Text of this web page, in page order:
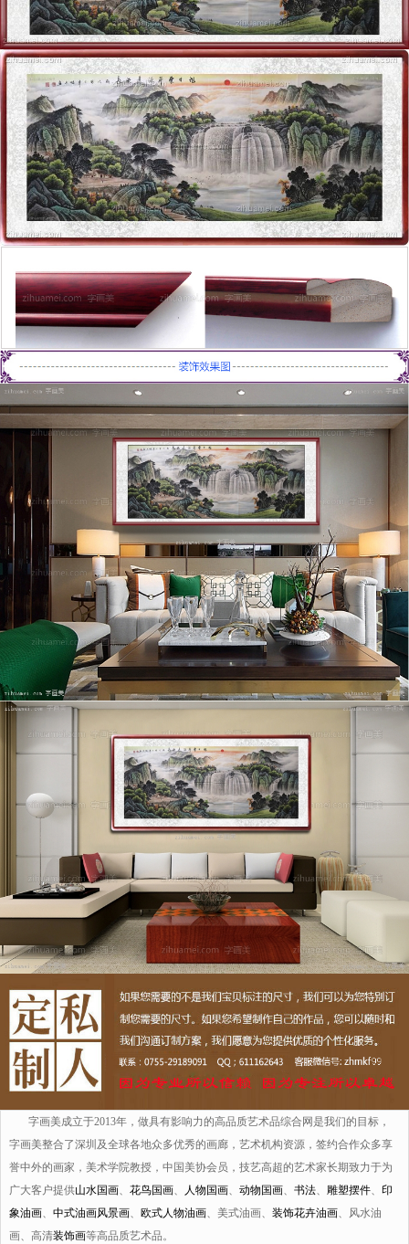
字画美成立于2013年，做具有影响力的高品质艺术品综合网是我们的目标，
字画美整合了深圳及全球各地众多优秀的画廊，艺术机构资源，签约合作众多享
誉中外的画家，美术学院教授，中国美协会员，技艺高超的艺术家长期致力于为
广大客户提供山水国画、 花鸟国画、 人物国画、 动物国画、 书法、 雕塑摆件、 印
象油画、 中式油画风景画、 欧式人物油画、美式油画、 装饰花卉油画、风水油
画、高清装饰画等高品质艺术品。